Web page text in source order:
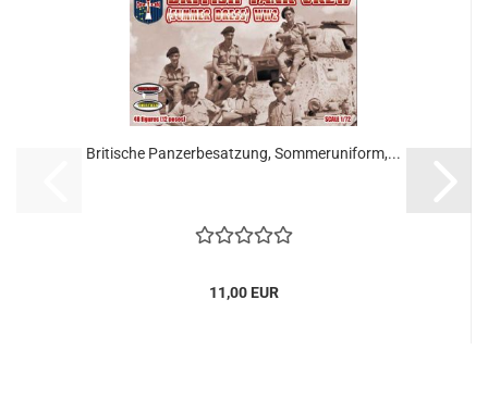
Britische Panzerbesatzung, Sommeruniform,...
11,00 EUR